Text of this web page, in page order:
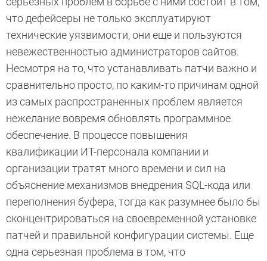
что дефейсеры не только эксплуатируют
технические уязвимости, они еще и пользуются
невежественностью администраторов сайтов.
Несмотря на то, что устанавливать патчи важно и
сравнительно просто, по каким-то причинам одной
из самых распространенных проблем является
нежелание вовремя обновлять программное
обеспечение. В процессе повышения
квалификации ИТ-персонала компании и
организации тратят много времени и сил на
объяснение механизмов внедрения SQL-кода или
переполнения буфера, тогда как разумнее было бы
сконцентрироваться на своевременной установке
патчей и правильной конфигурации системы. Еще
одна серьезная проблема в том, что